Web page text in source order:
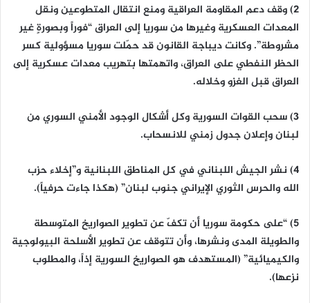
2) وقف دعم المقاومة العراقية ومنع انتقال المتطوعين ونقل
المعدات العسكرية وغيرها من سوريا إلى العراق “فوراً وبصورةٍ غير
مشروطة”. وكانت ديباجة القانون قد حمّلت سوريا مسؤولية كسر
الحظر النفطي على العراق، واتهمتها بتهريب معدات عسكرية إلى
العراق قبل الغزو وخلاله.
3) سحب القوات السورية وكل أشكال الوجود الأمني السوري من
لبنان وإعلان جدول زمني للانسحاب.
4) نشر الجيش اللبناني في كل المناطق اللبنانية و”إخلاء حزب
الله والحرس الثوري الإيراني جنوب لبنان” (هكذا جاءت حرفياً).
5) “على حكومة سوريا أن تكفّ عن تطوير الصواريخ المتوسطة
والطويلة المدى ونشرها، وأن تتوقف عن تطوير الأسلحة البيولوجية
والكيميائية” (المستهدف هو الصواريخ السورية إذاً، والمطلوب
نزعها).